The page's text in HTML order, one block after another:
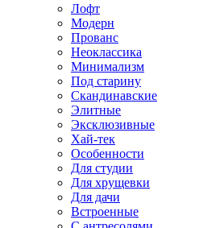
Лофт
Модерн
Прованс
Неоклассика
Минимализм
Под старину
Скандинавские
Элитные
Эксклюзивные
Хай-тек
Особенности
Для студии
Для хрущевки
Для дачи
Встроенные